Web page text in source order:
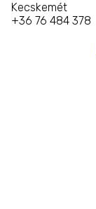
Kecskemét
+36 76 484 378